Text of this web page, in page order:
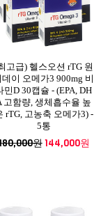
고급) 헬스오션 rTG 원
데이 오메가3 900mg 비
민D 30캡슐 - (EPA, DH
고함량, 생체흡수율 높
rTG, 고농축 오메가3) -
5통
원144,000원